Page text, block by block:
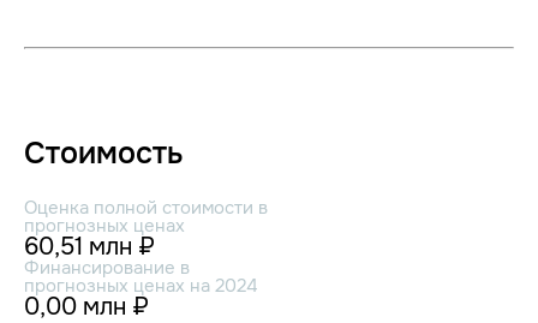
Стоимость
Оценка полной стоимости в
прогнозных ценах
60,51 млн ₽
Финансирование в
прогнозных ценах на 2024
0,00 млн ₽